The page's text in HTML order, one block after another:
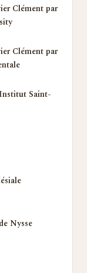
Clément par
Clément par
Saint-
Nysse